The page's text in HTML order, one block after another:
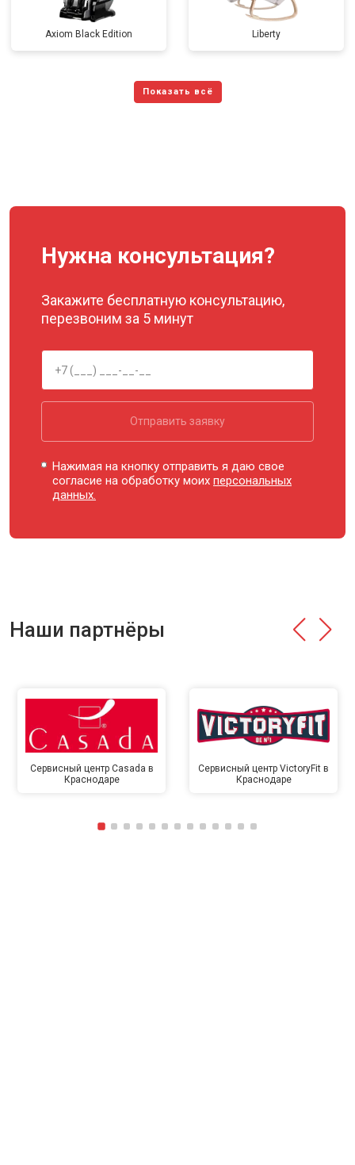
Axiom Black Edition Liberty
Нужна консультация?
Закажите бесплатную консультацию,
перезвоним за 5 минут
Отправить заявку
Нажимая на кнопку отправить я даю свое
согласие на обработку моихперсональных
данных.
Наши партнёры
Сервисный центр Casada в
Краснодаре
Сервисный центр VictoryFit в
Краснодаре